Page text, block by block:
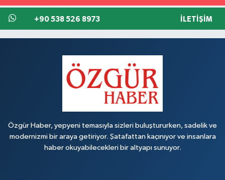
+90 538 526 8973 İLETIŞIM
Özgür Haber, yepyeni temasıyla sizleri buluştururken, sadelik ve
modernizmi bir araya getiriyor. Şatafattan kaçınıyor ve insanlara
haber okuyabilecekleri bir altyapı sunuyor.